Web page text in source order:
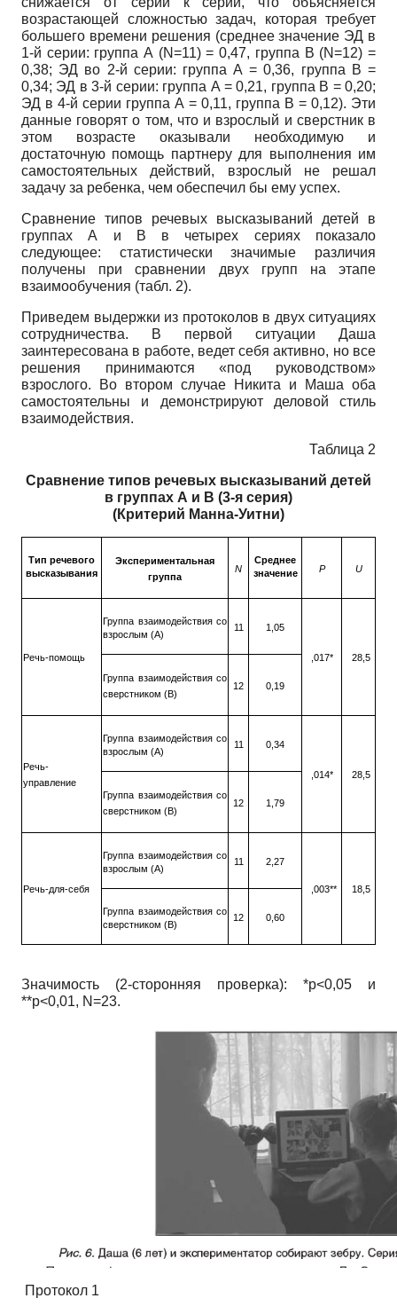
возрастающей сложностью задач, которая требует
большего времени решения (среднее значение ЭД в
1-й серии: группа А (N=11) = 0,47, группа В (N=12) =
0,38; ЭД во 2-й серии: группа А = 0,36, группа В =
0,34; ЭД в 3-й серии: группа А = 0,21, группа В = 0,20;
ЭД в 4-й серии группа А = 0,11, группа В = 0,12). Эти
данные говорят о том, что и взрослый и сверстник в
этом возрасте оказывали необходимую и
достаточную помощь партнеру для выполнения им
самостоятельных действий, взрослый не решал
задачу за ребенка, чем обеспечил бы ему успех.
Сравнение типов речевых высказываний детей в
группах А и В в четырех сериях показало
следующее: статистически значимые различия
получены при сравнении двух групп на этапе
взаимообучения (табл. 2).
Приведем выдержки из протоколов в двух ситуациях
сотрудничества. В первой ситуации Даша
заинтересована в работе, ведет себя активно, но все
решения принимаются «под руководством»
взрослого. Во втором случае Никита и Маша оба
самостоятельны и демонстрируют деловой стиль
взаимодействия.
Таблица 2
Сравнение типов речевых высказываний детей
в группах А и В (3-я серия)
(Критерий Манна-Уитни)
Тип речевого
высказывания
Экспериментальная
группа
N
Среднее
значение
Р U
Речь-помощь
Группа взаимодействия со
взрослым (А)
11 1,05
,017*
28,5
Группа взаимодействия со
сверстником (В)
12 0,19
Речь-
управление
Группа взаимодействия со
взрослым (А)
11 0,34
,014*
28,5
Группа взаимодействия со
сверстником (В)
12 1,79
Речь-для-себя
Группа взаимодействия со
взрослым (А)
11 2,27
,003** 18,5
Группа взаимодействия со
сверстником (В)
12 0,60
Значимость (2-сторонняя проверка): *p<0,05 и
**p<0,01, N=23.
Протокол 1